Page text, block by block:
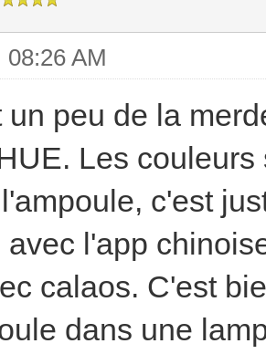
08:26 AM
un peu de la
Les
c'est
l'app
calaos. C'est
dans une